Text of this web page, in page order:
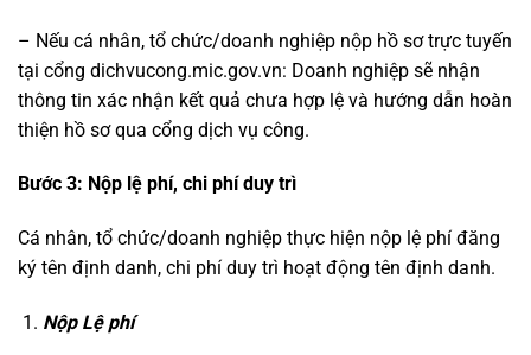
– Nếu cá nhân, tổ chức/doanh nghiệp nộp hồ sơ trực tuyến
tại cổng dichvucong.mic.gov.vn: Doanh nghiệp sẽ nhận
thông tin xác nhận kết quả chưa hợp lệ và hướng dẫn hoàn
thiện hồ sơ qua cổng dịch vụ công.
Bước 3: Nộp lệ phí, chi phí duy trì
Cá nhân, tổ chức/doanh nghiệp thực hiện nộp lệ phí đăng
ký tên định danh, chi phí duy trì hoạt động tên định danh.
Nộp Lệ phí